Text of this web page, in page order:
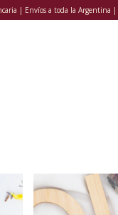
| Envíos a toda la Argentina |